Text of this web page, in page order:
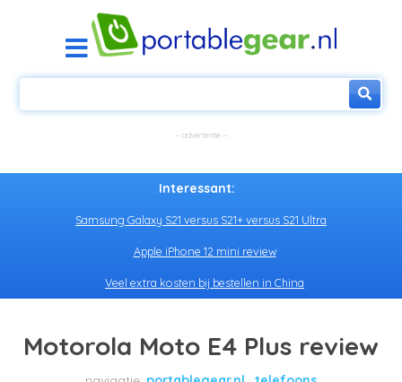
Interessant:
Samsung Galaxy S21 versus S21+ versus S21 Ultra
Apple iPhone 12 mini review
Veel extra kosten bij bestellen in China
Motorola Moto E4 Plus review